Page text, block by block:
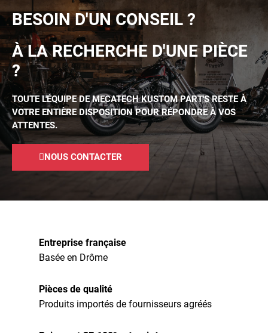
BESOIN D'UN CONSEIL ?
À LA RECHERCHE D'UNE PIÈCE
?
TOUTE L'ÉQUIPE DE MECATECH KUSTOM PART'S RESTE À
VOTRE ENTIÈRE DISPOSITION POUR RÉPONDRE À VOS
ATTENTES.
NOUS CONTACTER
Entreprise française
Basée en Drôme
Pièces de qualité
Produits importés de fournisseurs agréés